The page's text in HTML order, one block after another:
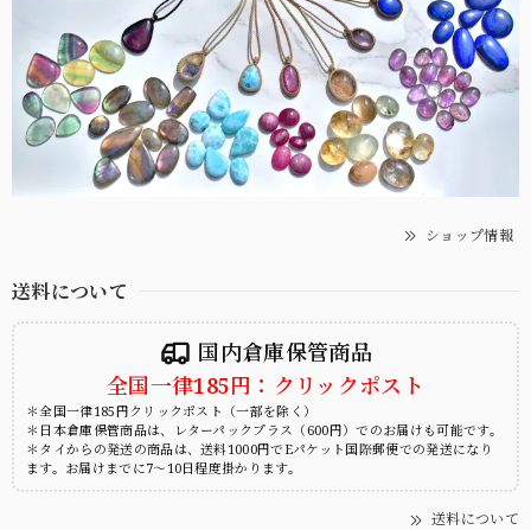
ショップ情報
送料について
国内倉庫保管商品
全国一律185円：クリックポスト
＊全国一律185円クリックポスト（一部を除く）
＊日本倉庫保管商品は、レターパックプラス（600円）でのお届けも可能です。
＊タイからの発送の商品は、送料1000円でEパケット国際郵便での発送になり
ます。お届けまでに7～10日程度掛かります。
送料について